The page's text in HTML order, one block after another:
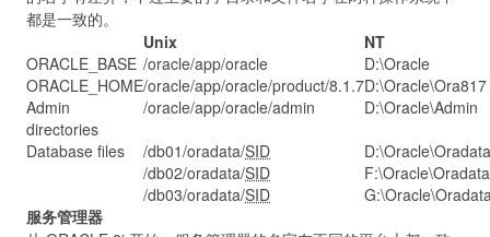
都是一致的。
Unix
NT
ORACLE_BASE /oracle/app/oracle
D:\Oracle
ORACLE_HOME/oracle/app/oracle/product/8.1.7D:\Oracle\Ora817
Admin
directories
/oracle/app/oracle/admin
D:\Oracle\Admin
Database files
/db01/oradata/SID
/db02/oradata/SID
/db03/oradata/SID
服务管理器